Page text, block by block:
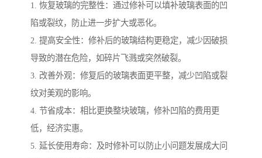
1. 恢复玻璃的完整性：通过修补可以填补玻璃表面的凹
陷或裂纹，防止进一步扩大或恶化。
2. 提高安全性：修补后的玻璃结构更稳定，减少因破损
导致的潜在危险，如碎片飞溅或突然破裂。
3. 改善外观：修复后的玻璃表面更平整，减少凹陷或裂
纹对美观的影响。
4. 节省成本：相比更换整块玻璃，修补凹陷的费用更
低，经济实惠。
5. 延长使用寿命：及时修补可以防止小问题发展成大问